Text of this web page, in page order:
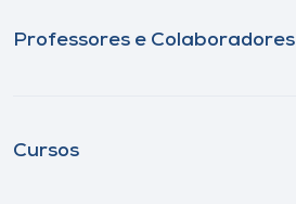
Professores e Colaboradores
Cursos